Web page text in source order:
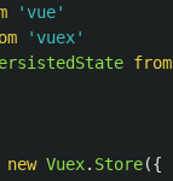
' vue'
' vuex'
from
new Vuex. Store({